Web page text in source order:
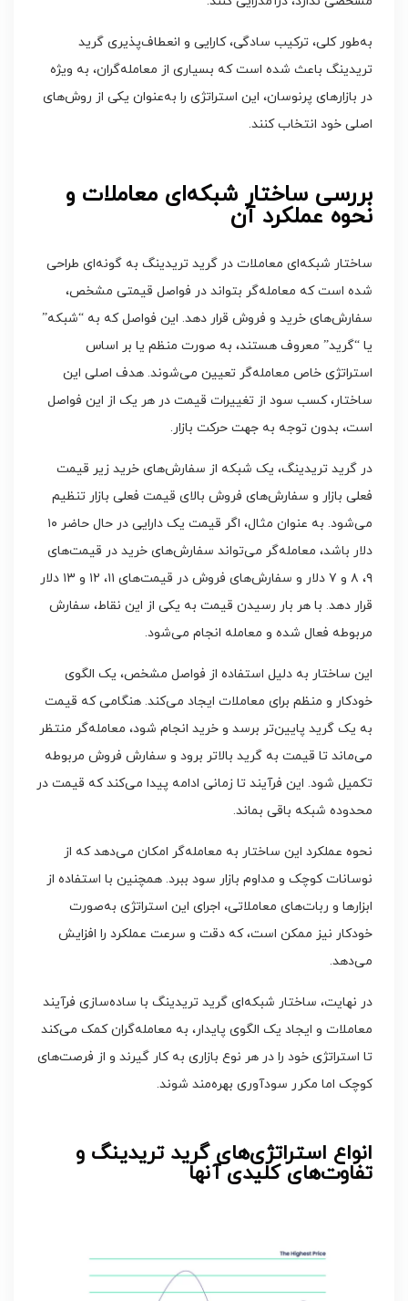
به‌طور کلی، ترکیب سادگی، کارایی و انعطاف‌پذیری گرید
تریدینگ باعث شده است که بسیاری از معامله‌گران، به ویژه
در بازارهای پرنوسان، این استراتژی را به‌عنوان یکی از روش‌های
اصلی خود انتخاب کنند.
بررسی ساختار شبکه‌ای معاملات و
نحوه عملکرد آن
ساختار شبکه‌ای معاملات در گرید تریدینگ به گونه‌ای طراحی
شده است که معامله‌گر بتواند در فواصل قیمتی مشخص،
سفارش‌های خرید و فروش قرار دهد. این فواصل که به “شبکه”
یا “گرید” معروف هستند، به صورت منظم یا بر اساس
استراتژی خاص معامله‌گر تعیین می‌شوند. هدف اصلی این
ساختار، کسب سود از تغییرات قیمت در هر یک از این فواصل
است، بدون توجه به جهت حرکت بازار.
در گرید تریدینگ، یک شبکه از سفارش‌های خرید زیر قیمت
فعلی بازار و سفارش‌های فروش بالای قیمت فعلی بازار تنظیم
می‌شود. به عنوان مثال، اگر قیمت یک دارایی در حال حاضر ۱۰
دلار باشد، معامله‌گر می‌تواند سفارش‌های خرید در قیمت‌های
۹، ۸ و ۷ دلار و سفارش‌های فروش در قیمت‌های ۱۱، ۱۲ و ۱۳ دلار
قرار دهد. با هر بار رسیدن قیمت به یکی از این نقاط، سفارش
مربوطه فعال شده و معامله انجام می‌شود.
این ساختار به دلیل استفاده از فواصل مشخص، یک الگوی
خودکار و منظم برای معاملات ایجاد می‌کند. هنگامی که قیمت
به یک گرید پایین‌تر برسد و خرید انجام شود، معامله‌گر منتظر
می‌ماند تا قیمت به گرید بالاتر برود و سفارش فروش مربوطه
تکمیل شود. این فرآیند تا زمانی ادامه پیدا می‌کند که قیمت در
محدوده شبکه باقی بماند.
نحوه عملکرد این ساختار به معامله‌گر امکان می‌دهد که از
نوسانات کوچک و مداوم بازار سود ببرد. همچنین با استفاده از
ابزارها و ربات‌های معاملاتی، اجرای این استراتژی به‌صورت
خودکار نیز ممکن است، که دقت و سرعت عملکرد را افزایش
می‌دهد.
در نهایت، ساختار شبکه‌ای گرید تریدینگ با ساده‌سازی فرآیند
معاملات و ایجاد یک الگوی پایدار، به معامله‌گران کمک می‌کند
تا استراتژی خود را در هر نوع بازاری به کار گیرند و از فرصت‌های
کوچک اما مکرر سودآوری بهره‌مند شوند.
انواع استراتژی‌های گرید تریدینگ و
تفاوت‌های کلیدی آنها